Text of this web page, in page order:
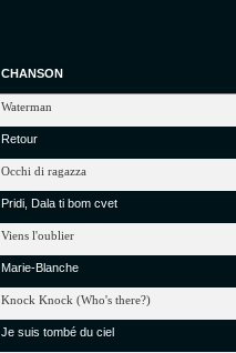
CHANSON
Waterman
Retour
Occhi di ragazza
Pridi ,Dala ti bom cvet
Viens l'oublier
Marie-Blanche
Knock Knock (Who's there?)
Je suis tombé du ciel